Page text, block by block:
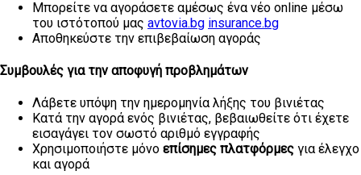
Μπορείτε να αγοράσετε αμέσως ένα νέο online μέσω
του ιστότοπού μας avtovia.bg insurance.bg
Αποθηκεύστε την επιβεβαίωση αγοράς
Συμβουλές για την αποφυγή προβλημάτων
Λάβετε υπόψη την ημερομηνία λήξης του βινιέτας
Κατά την αγορά ενός βινιέτας, βεβαιωθείτε ότι έχετε
εισαγάγει τον σωστό αριθμό εγγραφής
Χρησιμοποιήστε μόνο επίσημες πλατφόρμες για έλεγχο
και αγορά